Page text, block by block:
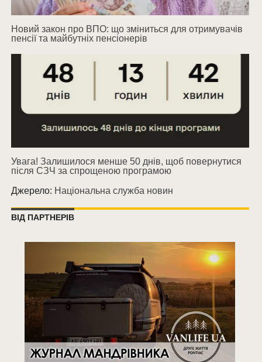
Новий закон про ВПО: що зміниться для отримувачів
пенсії та майбутніх пенсіонерів
Увага! Залишилося менше 50 днів, щоб повернутися
після СЗЧ за спрощеною програмою
Джерело: Національна служба новин
ВІД ПАРТНЕРІВ